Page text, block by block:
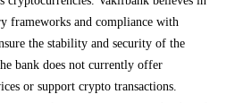
frameworks and compliance with
the stability and security of the
bank does not currently offer
or support crypto transactions.